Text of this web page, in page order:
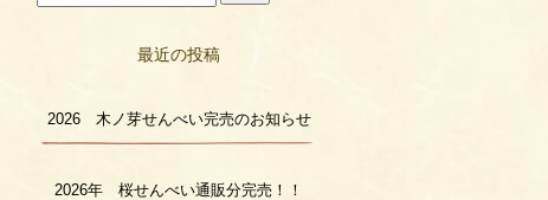
最近の投稿
2026 木ノ芽せんべい完売のお知らせ
2026年 桜せんべい通販分完売！！